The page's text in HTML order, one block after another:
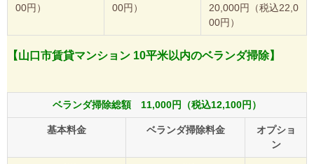
00円）
00円）
20,000円（税込22,0
00円）
【山口市賃貸マンション 10平米以内のベランダ掃除】
ベランダ掃除総額 11,000円（税込12,100円）
基本料金 ベランダ掃除料金
オプショ
ン